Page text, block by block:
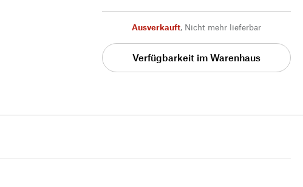
Ausverkauft, Nicht mehr lieferbar
Verfügbarkeit im Warenhaus